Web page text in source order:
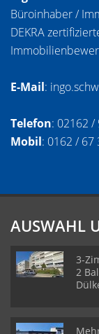
Büroinhaber /
DEKRA
E-Mail:
Telefon: 02162 /
Mobil: 0162 / 67
AUSWAHL
3-
2